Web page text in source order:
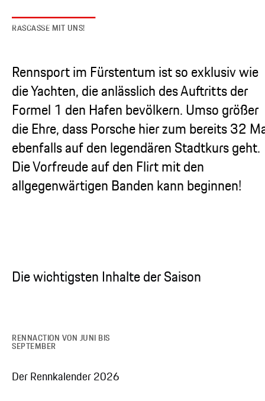
RASCASSE MIT UNS!
Rennsport im Fürstentum ist so exklusiv wie
die Yachten, die anlässlich des Auftritts der
Formel 1 den Hafen bevölkern. Umso größer
die Ehre, dass Porsche hier zum bereits 32
ebenfalls auf den legendären Stadtkurs geht.
Die Vorfreude auf den Flirt mit den
allgegenwärtigen Banden kann beginnen!
Die wichtigsten Inhalte der Saison
RENNACTION VON JUNI BIS
SEPTEMBER
Der Rennkalender 2026